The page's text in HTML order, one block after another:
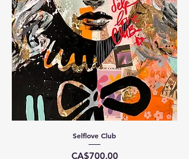
Selflove Club
Price
CA$700.00